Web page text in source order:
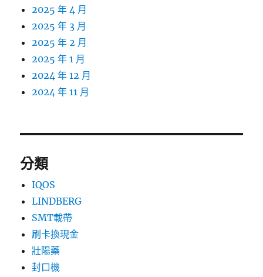
2025 年 4 月
2025 年 3 月
2025 年 2 月
2025 年 1 月
2024 年 12 月
2024 年 11 月
分類
IQOS
LINDBERG
SMT載帶
刷卡換現金
壯陽藥
封口機